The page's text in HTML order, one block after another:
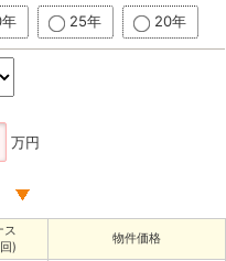
25年 20年
万円
ス
)
物件価格